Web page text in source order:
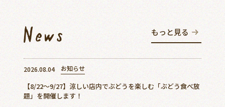
買う 学ぶ オンライン
ショップ
ご予約 アクセス
0868-74-3887
もっと見る
2026.08.04 お知らせ
【8/22～9/27】涼しい店内でぶどうを楽しむ「ぶどう食べ放
題」を開催します！